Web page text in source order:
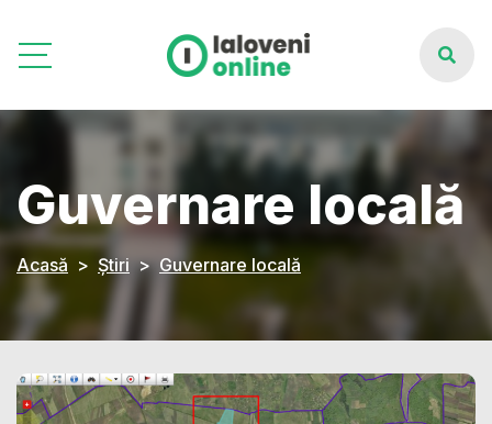
Guvernare locală
Acasă Știri Guvernare locală